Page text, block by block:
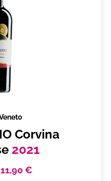
Corvina
2021
11,90 €